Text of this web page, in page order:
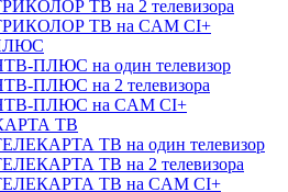
ТВ на 2 телевизора
ТВ на CAM CI+
ПЛЮС на один телевизор
ПЛЮС на 2 телевизора
ПЛЮС на CAM CI+
ТВ
ТВ на один телевизор
ТВ на 2 телевизора
ТВ на CAM CI+